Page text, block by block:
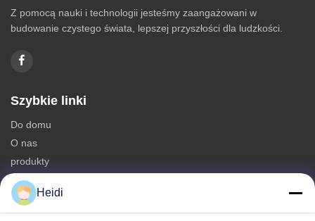
Z pomocą nauki i technologii jesteśmy zaangażowani w
budowanie czystego świata, lepszej przyszłości dla ludzkości.
Szybkie linki
Do domu
O nas
produkty
Skontaktuj się z nami
Kategorie
Heidi